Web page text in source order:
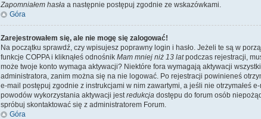
Zapomniałem hasła a następnie postępuj zgodnie ze wskazówkami.
Góra
Zarejestrowałem się, ale nie mogę się zalogować!
Na początku sprawdź, czy wpisujesz poprawny login i hasło. Jeżeli te są w
funkcje COPPA i kliknąłeś odnośnik Mam mniej niż 13 latpodczas rejestracji,
może twoje konto wymaga aktywacji? Niektóre fora wymagają aktywacji
administratora, zanim można się na nie logować. Po rejestracji powinieneś
e-mail postępuj zgodnie z instrukcjami w nim zawartymi, a jeśli nie otrzymałeś
powodów wykorzystania aktywacji jestredukcja dostępu do forum osób
spróbuj skontaktować się z administratorem Forum.
Góra